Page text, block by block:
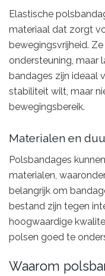
Elastische
materiaal dat zorgt
bewegingsvrijheid.
ondersteuning, maar
bandages zijn ideaal
stabiliteit wilt, maar
bewegingsbereik.
Materialen en
Polsbandages
materialen,
belangrijk om
bestand zijn tegen
hoogwaardige
polsen goed te
Waarom